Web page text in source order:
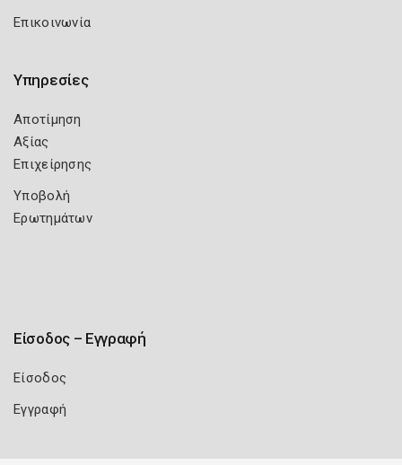
Επικοινωνία
Υπηρεσίες
Αποτίμηση
Αξίας
Επιχείρησης
Υποβολή
Ερωτημάτων
Είσοδος – Εγγραφή
Είσοδος
Εγγραφή